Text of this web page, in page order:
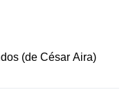
(de César Aira)